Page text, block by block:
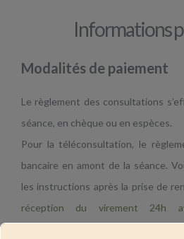
Informations
Modalités de paiement
Le règlement des consultations
séance, en chèque ou en espèces.
Pour la téléconsultation, le
bancaire en amont de la séance.
les instructions après la prise de
réception du virement 24h